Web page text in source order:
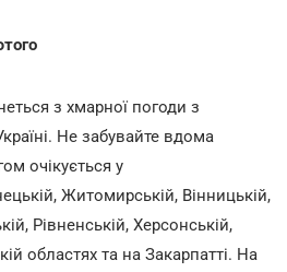
з хмарної погоди з
Не забувайте вдома
очікується у
Житомирській, Вінницькій,
Рівненській, Херсонській,
областях та на Закарпатті. На